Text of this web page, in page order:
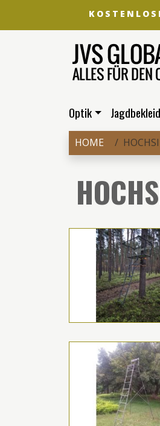
Optik
HOME